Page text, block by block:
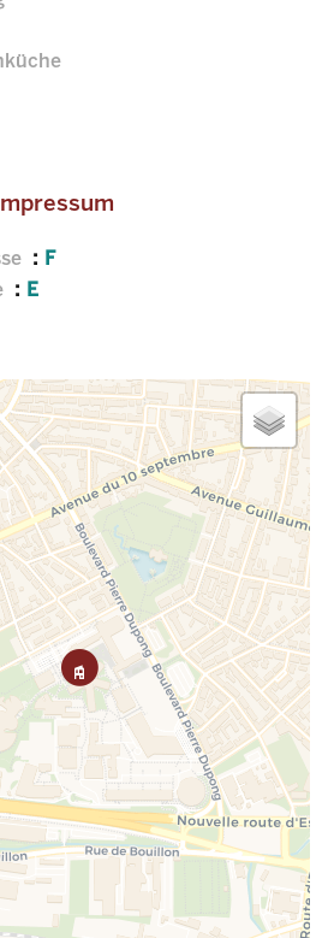
Impressum
F
E